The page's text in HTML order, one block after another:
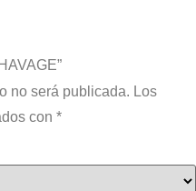
no será publicada. Los
con *